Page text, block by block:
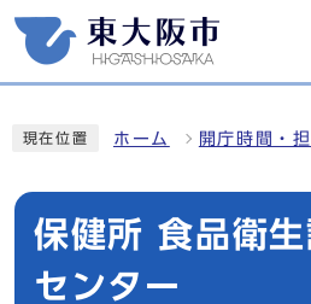
現在位置 ホーム 開庁時間・
保健所 食品衛
センター